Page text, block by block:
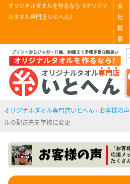
オリジナルタオルを作るなら《オリジナ
ルタオル専門店 いとへん》
会
社
概
要
オリジナルタオル専門店いとへん › お客様の声
ルの配送先を学校に変更